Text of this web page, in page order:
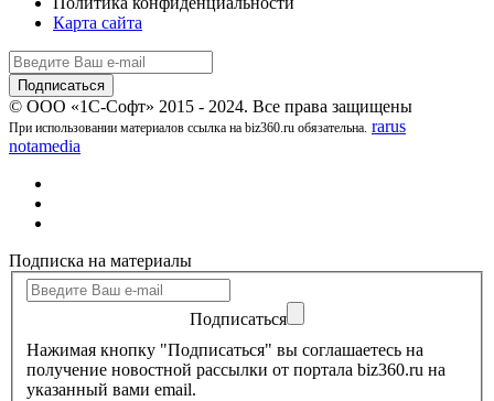
Карта сайта
© ООО «1С-Софт» 2015 - 2024. Все права защищены
При использовании материалов ссылка на biz360.ru обязательна. rarus
notamedia
Подписка на материалы
Подписаться
Нажимая кнопку "Подписаться" вы соглашаетесь на
получение новостной рассылки от портала biz360.ru на
указанный вами email.